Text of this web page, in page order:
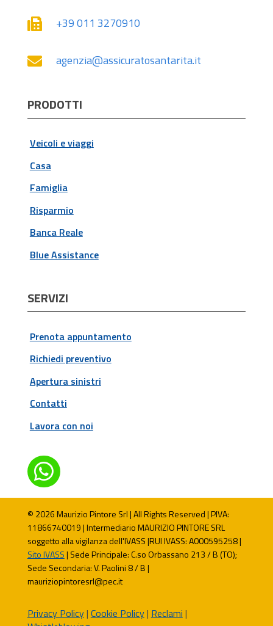
 +39 011 3270910
 agenzia@assicuratosantarita.it
PRODOTTI
Veicoli e viaggi
Casa
Famiglia
Risparmio
Banca Reale
Blue Assistance
SERVIZI
Prenota appuntamento
Richiedi preventivo
Apertura sinistri
Contatti
Lavora con noi

© 2026 Maurizio Pintore Srl | All Rights Reserved | PIVA:
11866740019 | Intermediario MAURIZIO PINTORE SRL
soggetto alla vigilanza dell'IVASS |RUI IVASS: A000595258 |
Sito IVASS| Sede Principale: C.so Orbassano 213 / B (TO);
Sede Secondaria: V. Paolini 8 / B |
mauriziopintoresrl@pec.it
Privacy Policy| Cookie Policy| Reclami |